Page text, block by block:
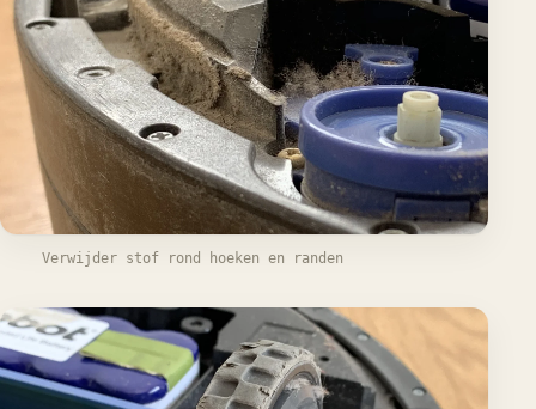
Verwijder stof rond hoeken en randen